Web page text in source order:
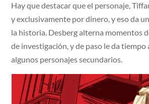
Hay que destacar que el personaje,
y exclusivamente por dinero, y eso da
la historia. Desberg alterna momentos
de investigación, y de paso le da
algunos personajes secundarios.